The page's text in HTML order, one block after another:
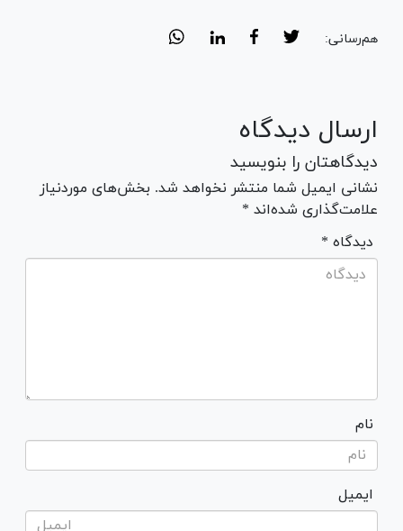
هم‌رسانی:
ارسال دیدگاه
دیدگاهتان را بنویسید
نشانی ایمیل شما منتشر نخواهد شد. بخش‌های موردنیاز
علامت‌گذاری شده‌اند *
* دیدگاه
نام
ایمیل